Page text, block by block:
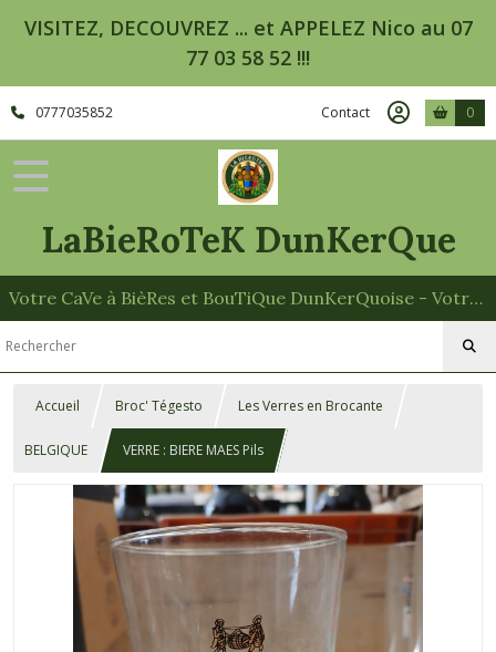
VISITEZ, DECOUVREZ ... et APPELEZ Nico au 07
77 03 58 52 !!!
0777035852 Contact 0
LaBieRoTeK DunKerQue
Votre CaVe à BièRes et BouTiQue DunKerQuoise - Votre Spécialiste des Paniers Garnis
Accueil Broc' Tégesto Les Verres en Brocante
BELGIQUE VERRE : BIERE MAES Pils